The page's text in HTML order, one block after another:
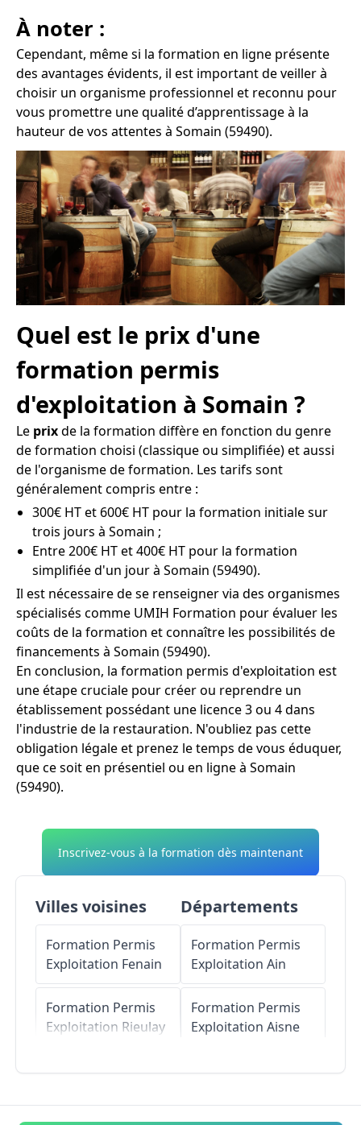
À noter :
Cependant, même si la formation en ligne présente
des avantages évidents, il est important de veiller à
choisir un organisme professionnel et reconnu pour
vous promettre une qualité d’apprentissage à la
hauteur de vos attentes à Somain (59490).
Quel est le prix d'une
formation permis
d'exploitation à Somain ?
Le prixde la formation diffère en fonction du genre
de formation choisi (classique ou simplifiée) et aussi
de l'organisme de formation. Les tarifs sont
généralement compris entre :
300€ HT et 600€ HT pour la formation initiale sur
trois jours à Somain ;
Entre 200€ HT et 400€ HT pour la formation
simplifiée d'un jour à Somain (59490).
Il est nécessaire de se renseigner via des organismes
spécialisés comme UMIH Formation pour évaluer les
coûts de la formation et connaître les possibilités de
financements à Somain (59490).
En conclusion, la formation permis d'exploitation est
une étape cruciale pour créer ou reprendre un
établissement possédant une licence 3 ou 4 dans
l'industrie de la restauration. N'oubliez pas cette
obligation légale et prenez le temps de vous éduquer,
que ce soit en présentiel ou en ligne à Somain
(59490).
Inscrivez-vous à la formation dès maintenant
Villes voisines
Formation Permis
Exploitation Fenain
Formation Permis
Exploitation Rieulay
Formation Permis
lez-Marchiennes
Départements
Formation Permis
Exploitation Ain
Formation Permis
Exploitation Aisne
Formation Permis